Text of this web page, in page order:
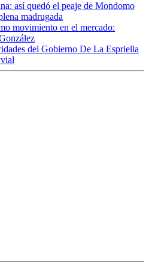
así quedó el peaje de Mondomo
madrugada
movimiento en el mercado:
del Gobierno De La Espriella